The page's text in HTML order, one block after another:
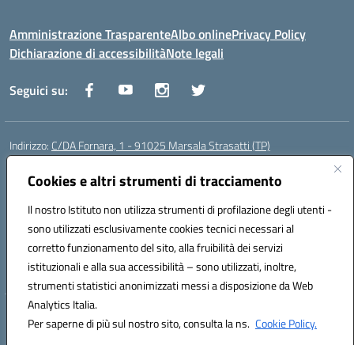
Cookies e altri strumenti di tracciamento
Il nostro Istituto non utilizza strumenti di profilazione degli utenti -
sono utilizzati esclusivamente cookies tecnici necessari al
corretto funzionamento del sito, alla fruibilità dei servizi
istituzionali e alla sua accessibilità – sono utilizzati, inoltre,
strumenti statistici anonimizzati messi a disposizione da Web
Analytics Italia.
Per saperne di più sul nostro sito, consulta la ns. Cookie Policy.
Amministrazione TrasparenteAlbo onlinePrivacy Policy
Dichiarazione di accessibilitàNote legali
Seguici su:
Indirizzo: C/DA Fornara, 1 - 91025 Marsala Strasatti (TP)
Centralino:
Posta elettronica certificata (PEC):tpic81600v@pec.istruzione.it
Codice fiscale: 82006360810
Codice meccanografico:TPIC81600V
Codice Indice delle Pubbliche Amministrazioni (IPA): istsc_tpic81600v
Codice unico di fatturazione (CUF): UFODYY
Hosting & Powered by 3D Solution S.r.l.
Concept & Design by Designers Italia